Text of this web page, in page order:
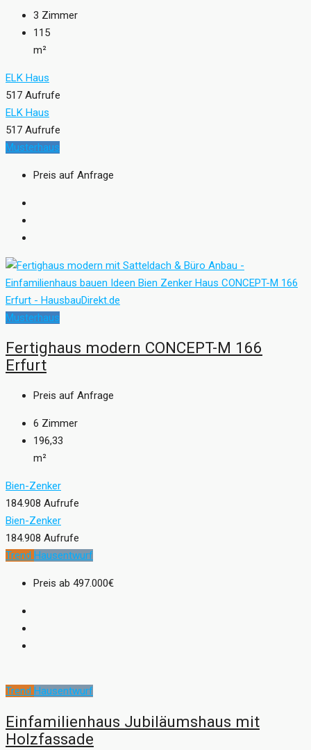
3 Zimmer
115
m²
ELK Haus
517 Aufrufe
ELK Haus
517 Aufrufe
Musterhaus
Preis auf Anfrage
Musterhaus
Fertighaus modern CONCEPT-M 166
Erfurt
Preis auf Anfrage
6 Zimmer
196,33
m²
Bien-Zenker
184.908 Aufrufe
Bien-Zenker
184.908 Aufrufe
Trend Hausentwurf
Preis ab 497.000€
Trend Hausentwurf
Einfamilienhaus Jubiläumshaus mit
Holzfassade